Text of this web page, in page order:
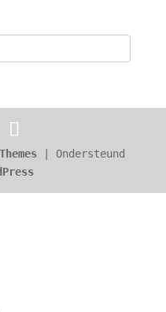
| Ondersteund